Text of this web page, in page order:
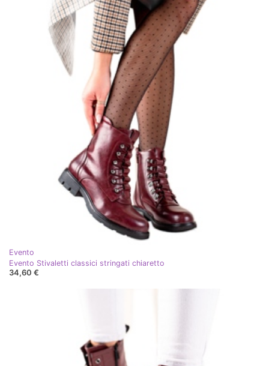
Evento
Evento Stivaletti classici stringati chiaretto
34,60 €